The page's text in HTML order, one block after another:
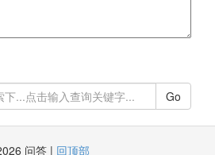
Go
问答 | 回顶部